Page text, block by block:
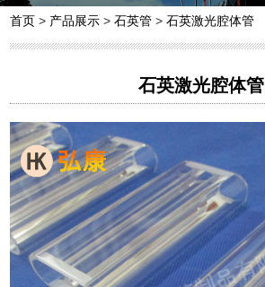
首页 > 产品展示 >石英管 >石英激光腔体管
石英激光腔体管